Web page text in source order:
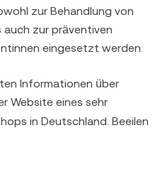
zur Behandlung von
zur präventiven
eingesetzt werden.
Informationen über
Website eines sehr
in Deutschland. Beeilen